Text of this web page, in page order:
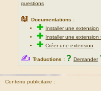
questions
📖 Documentations :
✚ Installer une extension
✚ Installer une extension
✚Créer une extension
✍ Traductions : ? Demander
Contenu publicitaire :